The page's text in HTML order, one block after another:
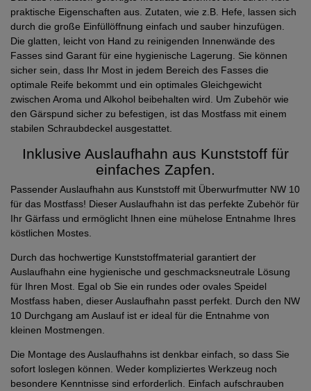
praktische Eigenschaften aus. Zutaten, wie z.B. Hefe, lassen sich
durch die große Einfüllöffnung einfach und sauber hinzufügen.
Die glatten, leicht von Hand zu reinigenden Innenwände des
Fasses sind Garant für eine hygienische Lagerung. Sie können
sicher sein, dass Ihr Most in jedem Bereich des Fasses die
optimale Reife bekommt und ein optimales Gleichgewicht
zwischen Aroma und Alkohol beibehalten wird. Um Zubehör wie
den Gärspund sicher zu befestigen, ist das Mostfass mit einem
stabilen Schraubdeckel ausgestattet.
Inklusive Auslaufhahn aus Kunststoff für
einfaches Zapfen.
Passender Auslaufhahn aus Kunststoff mit Überwurfmutter NW 10
für das Mostfass! Dieser Auslaufhahn ist das perfekte Zubehör für
Ihr Gärfass und ermöglicht Ihnen eine mühelose Entnahme Ihres
köstlichen Mostes.
Durch das hochwertige Kunststoffmaterial garantiert der
Auslaufhahn eine hygienische und geschmacksneutrale Lösung
für Ihren Most. Egal ob Sie ein rundes oder ovales Speidel
Mostfass haben, dieser Auslaufhahn passt perfekt. Durch den NW
10 Durchgang am Auslauf ist er ideal für die Entnahme von
kleinen Mostmengen.
Die Montage des Auslaufhahns ist denkbar einfach, so dass Sie
sofort loslegen können. Weder kompliziertes Werkzeug noch
besondere Kenntnisse sind erforderlich. Einfach aufschrauben